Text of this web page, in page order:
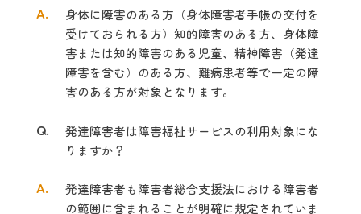
A.
身体に障害のある方（身体障害者手帳の交付を
受けておられる方） 知的障害のある方、身体障
害または知的障害のある児童、 精神障害（発達
障害を含む）のある方、難病患者等で一定の障
害のある方が対象となります。
Q.
発達障害者は障害福祉サービスの利用対象にな
りますか？
A.
発達障害者も障害者総合支援法における障害者
の範囲に含まれることが明確に規定されていま